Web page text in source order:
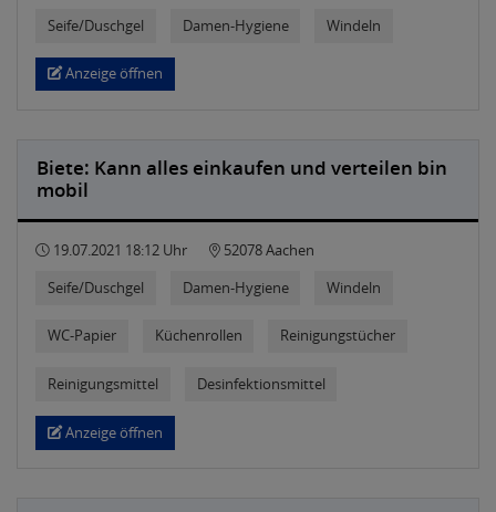
Seife/Duschgel
Damen-Hygiene Windeln
Anzeige öffnen
Biete: Kann alles einkaufen und verteilen bin
mobil
19.07.2021 18:12 Uhr
52078 Aachen
Seife/Duschgel
Damen-Hygiene Windeln
WC-Papier Küchenrollen Reinigungstücher
Reinigungsmittel Desinfektionsmittel
Anzeige öffnen